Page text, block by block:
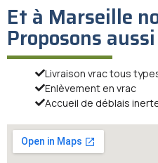
Et à Marseille
Proposons
Livraison vrac tous
Enlèvement en vrac
Accueil de déblais